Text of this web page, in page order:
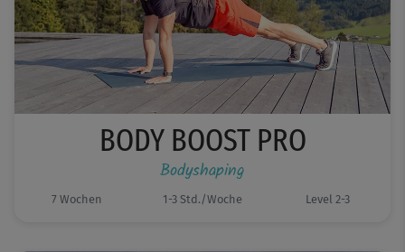
BODY BOOST PRO
Bodyshaping
7 Wochen 1-3 Std./Woche Level 2-3